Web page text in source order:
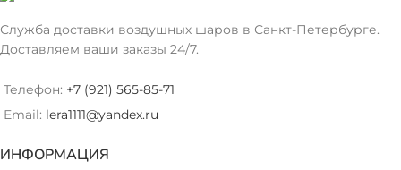
Служба доставки воздушных шаров в Санкт-Петербурге.
Доставляем ваши заказы 24/7.
Телефон: +7 (921) 565-85-71
Email: lera1111@yandex.ru
ИНФОРМАЦИЯ